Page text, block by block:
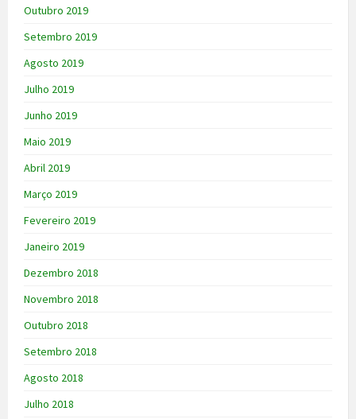
Outubro 2019
Setembro 2019
Agosto 2019
Julho 2019
Junho 2019
Maio 2019
Abril 2019
Março 2019
Fevereiro 2019
Janeiro 2019
Dezembro 2018
Novembro 2018
Outubro 2018
Setembro 2018
Agosto 2018
Julho 2018